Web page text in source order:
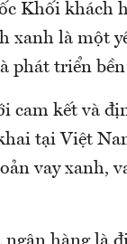
Khối khách
xanh là một
phát triển
cam kết và
tại Việt
vay xanh,